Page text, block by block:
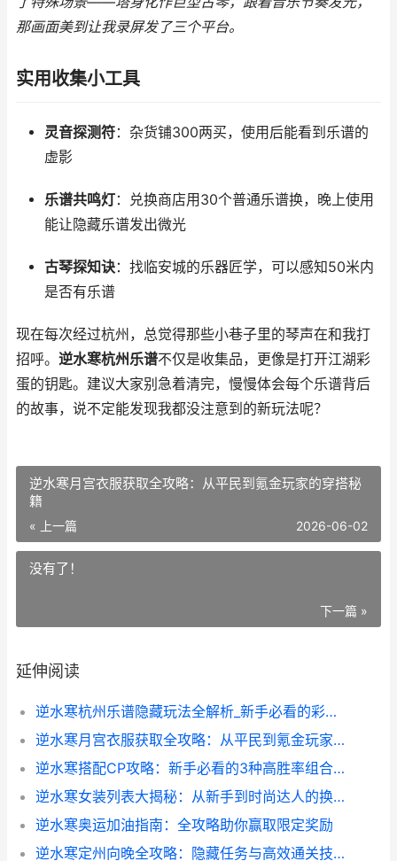
那画面美到让我录屏发了三个平台。
实用收集小工具
灵音探测符：杂货铺300两买，使用后能看到乐谱的
虚影
乐谱共鸣灯：兑换商店用30个普通乐谱换，晚上使用
能让隐藏乐谱发出微光
古琴探知诀：找临安城的乐器匠学，可以感知50米内
是否有乐谱
现在每次经过杭州，总觉得那些小巷子里的琴声在和我打
招呼。 逆水寒杭州乐谱不仅是收集品，更像是打开江湖彩
蛋的钥匙。建议大家别急着清完，慢慢体会每个乐谱背后
的故事，说不定能发现我都没注意到的新玩法呢？
逆水寒月宫衣服获取全攻略：从平民到氪金玩家的穿搭秘
籍
« 上一篇 2026-06-02
没有了！
下一篇 »
延伸阅读
逆水寒杭州乐谱隐藏玩法全解析_新手必看的彩蛋收集指南
逆水寒月宫衣服获取全攻略：从平民到氪金玩家的穿搭秘籍
逆水寒搭配CP攻略：新手必看的3种高胜率组合推荐
逆水寒女装列表大揭秘：从新手到时尚达人的换装指南
逆水寒奥运加油指南：全攻略助你赢取限定奖励
逆水寒定州向晚全攻略：隐藏任务与高效通关技巧